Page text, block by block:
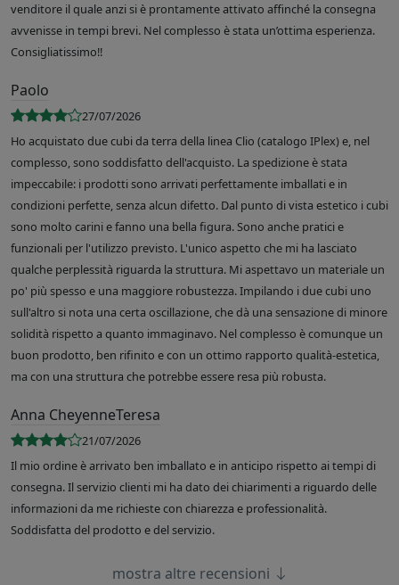
venditore il quale anzi si è prontamente attivato affinché la consegna
avvenisse in tempi brevi. Nel complesso è stata un’ottima esperienza.
Consigliatissimo!!
Paolo
27/07/2026
Ho acquistato due cubi da terra della linea Clio (catalogo IPlex) e, nel
complesso, sono soddisfatto dell'acquisto. La spedizione è stata
impeccabile: i prodotti sono arrivati perfettamente imballati e in
condizioni perfette, senza alcun difetto. Dal punto di vista estetico i cubi
sono molto carini e fanno una bella figura. Sono anche pratici e
funzionali per l'utilizzo previsto. L'unico aspetto che mi ha lasciato
qualche perplessità riguarda la struttura. Mi aspettavo un materiale un
po' più spesso e una maggiore robustezza. Impilando i due cubi uno
sull'altro si nota una certa oscillazione, che dà una sensazione di minore
solidità rispetto a quanto immaginavo. Nel complesso è comunque un
buon prodotto, ben rifinito e con un ottimo rapporto qualità-estetica,
ma con una struttura che potrebbe essere resa più robusta.
Anna CheyenneTeresa
21/07/2026
Il mio ordine è arrivato ben imballato e in anticipo rispetto ai tempi di
consegna. Il servizio clienti mi ha dato dei chiarimenti a riguardo delle
informazioni da me richieste con chiarezza e professionalità.
Soddisfatta del prodotto e del servizio.
mostra altre recensioni